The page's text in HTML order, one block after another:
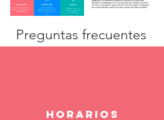
Preguntas frecuentes
Horarios